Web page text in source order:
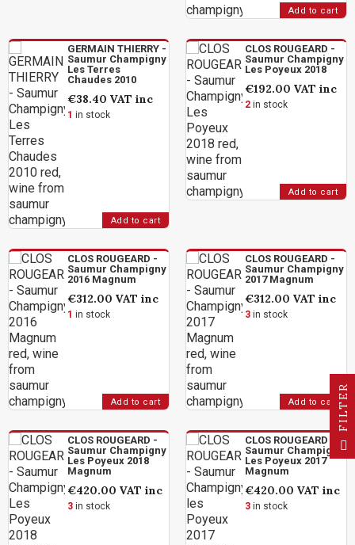
Add to cart
GERMAIN THIERRY -
Saumur Champigny
Les Terres
Chaudes 2010
€38.40 VAT inc
1 in stock
Add to cart
CLOS ROUGEARD -
Saumur Champigny
Les Poyeux 2018
€192.00 VAT inc
2in stock
Add to cart
CLOS ROUGEARD -
Saumur Champigny
2016 Magnum
€312.00 VAT inc
1 in stock
Add to cart
CLOS ROUGEARD -
Saumur Champigny
2017 Magnum
€312.00 VAT inc
3in stock
Add to cart
CLOS ROUGEARD -
Saumur Champigny
Les Poyeux 2018
Magnum
€420.00 VAT inc
3in stock
CLOS ROUGEARD -
Saumur Champigny
Les Poyeux 2017
Magnum
€420.00 VAT inc
3in stock
R